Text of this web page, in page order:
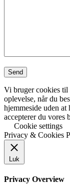
Vi bruger cookies til
oplevelse, når du
hjemmeside uden
accepterer du vores
Cookie settings
Privacy & Cookies
Luk
Privacy Overview